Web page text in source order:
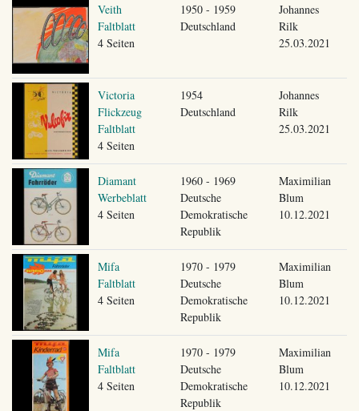
Veith
Faltblatt
4 Seiten
1950 - 1959
Deutschland
Johannes
Rilk
25.03.2021
Victoria
Flickzeug
Faltblatt
4 Seiten
1954
Deutschland
Johannes
Rilk
25.03.2021
Diamant
Werbeblatt
4 Seiten
1960 - 1969
Deutsche
Demokratische
Republik
Maximilian
Blum
10.12.2021
Mifa
Faltblatt
4 Seiten
1970 - 1979
Deutsche
Demokratische
Republik
Maximilian
Blum
10.12.2021
Mifa
Faltblatt
4 Seiten
1970 - 1979
Deutsche
Demokratische
Republik
Maximilian
Blum
10.12.2021